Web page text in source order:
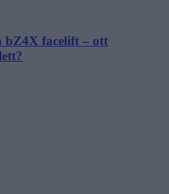
bZ4X facelift – ott